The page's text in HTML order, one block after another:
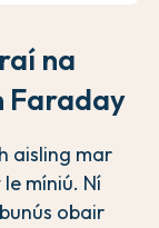
na
Faraday
aisling mar
míniú. Ní
obair